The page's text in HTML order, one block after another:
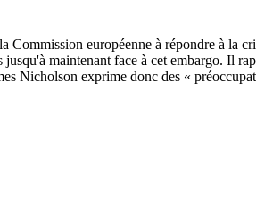
européenne à répondre à la
maintenant face à cet embargo. Il
Nicholson exprime donc des «